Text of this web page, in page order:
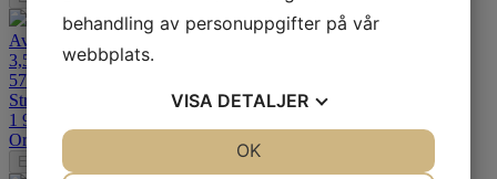
Avon Safety Milage MKII
3,50-19
57S TT Bak
Street & Veteran
1 919
Ord. pris:
Ej i lager
behandling av personuppgifter på vår
webbplats.
VISA DETALJER
OK